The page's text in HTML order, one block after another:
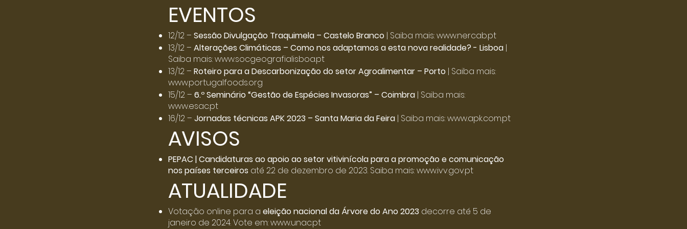
EVENTOS
12/12 – Sessão Divulgação Traquimela – Castelo Branco | Saiba mais:www.nercab.pt
13/12 – Alterações Climáticas – Como nos adaptamos a esta nova realidade? - Lisboa |
Saiba mais:www.socgeografialisboa.pt
13/12 – Roteiro para a Descarbonização do setor Agroalimentar – Porto | Saiba mais:
www.portugalfoods.org
15/12 – 6.º Seminário “Gestão de Espécies Invasoras” – Coimbra | Saiba mais:
www.esac.pt
16/12 – Jornadas técnicas APK 2023 – Santa Maria da Feira | Saiba mais:www.apk.com.pt
AVISOS
PEPAC | Candidaturas ao apoio ao setor vitivinícola para a promoção e comunicação
nos países terceiros até 22 de dezembro de 2023. Saiba mais:www.ivv.gov.pt
ATUALIDADE
Votação online para a eleição nacional da Árvore do Ano 2023 decorre até 5 de
janeiro de 2024. Vote em:www.unac.pt